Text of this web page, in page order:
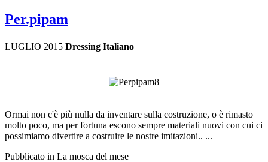
Per.pipam
LUGLIO 2015 Dressing Italiano
Ormai non c'è più nulla da inventare sulla costruzione, o è rimasto
molto poco, ma per fortuna escono sempre materiali nuovi con cui ci
possimiamo divertire a costruire le nostre imitazioni.. ...
Pubblicato in La mosca del mese